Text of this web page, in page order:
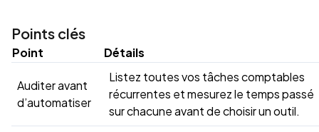
Points clés
Point Détails
Auditer avant
d’automatiser
Listez toutes vos tâches comptables
récurrentes et mesurez le temps passé
sur chacune avant de choisir un outil.